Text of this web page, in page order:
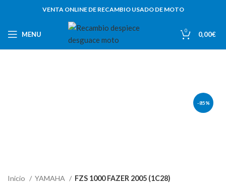
VENTA ONLINE DE RECAMBIO USADO DE MOTO
MENU 0 0,00€
-85%
Inicio YAMAHA FZS 1000 FAZER 2005 (1C28)